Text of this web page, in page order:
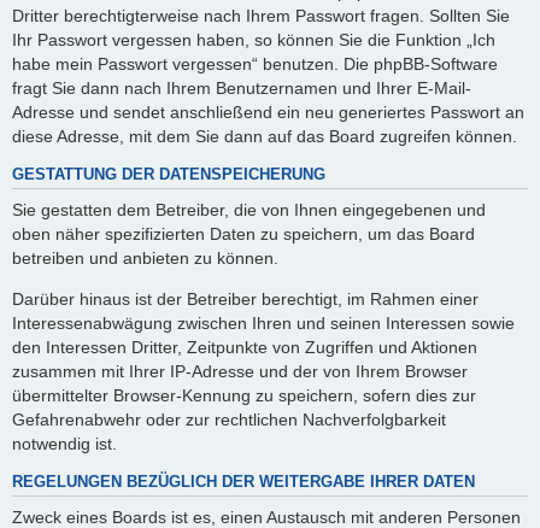
Dritter berechtigterweise nach Ihrem Passwort fragen. Sollten Sie
Ihr Passwort vergessen haben, so können Sie die Funktion „Ich
habe mein Passwort vergessen“ benutzen. Die phpBB-Software
fragt Sie dann nach Ihrem Benutzernamen und Ihrer E-Mail-
Adresse und sendet anschließend ein neu generiertes Passwort an
diese Adresse, mit dem Sie dann auf das Board zugreifen können.
GESTATTUNG DER DATENSPEICHERUNG
Sie gestatten dem Betreiber, die von Ihnen eingegebenen und
oben näher spezifizierten Daten zu speichern, um das Board
betreiben und anbieten zu können.
Darüber hinaus ist der Betreiber berechtigt, im Rahmen einer
Interessenabwägung zwischen Ihren und seinen Interessen sowie
den Interessen Dritter, Zeitpunkte von Zugriffen und Aktionen
zusammen mit Ihrer IP-Adresse und der von Ihrem Browser
übermittelter Browser-Kennung zu speichern, sofern dies zur
Gefahrenabwehr oder zur rechtlichen Nachverfolgbarkeit
notwendig ist.
REGELUNGEN BEZÜGLICH DER WEITERGABE IHRER DATEN
Zweck eines Boards ist es, einen Austausch mit anderen Personen